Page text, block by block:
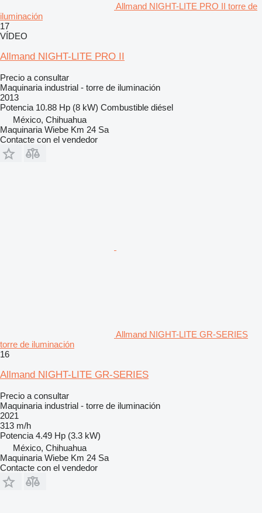
Allmand NIGHT-LITE PRO II torre de
iluminación
17
VÍDEO
Allmand NIGHT-LITE PRO II
Precio a consultar
Maquinaria industrial - torre de iluminación
2013
Potencia 10.88 Hp (8 kW) Combustible diésel
México, Chihuahua
Maquinaria Wiebe Km 24 Sa
Contacte con el vendedor
Allmand NIGHT-LITE GR-SERIES
torre de iluminación
16
Allmand NIGHT-LITE GR-SERIES
Precio a consultar
Maquinaria industrial - torre de iluminación
2021
313 m/h
Potencia 4.49 Hp (3.3 kW)
México, Chihuahua
Maquinaria Wiebe Km 24 Sa
Contacte con el vendedor